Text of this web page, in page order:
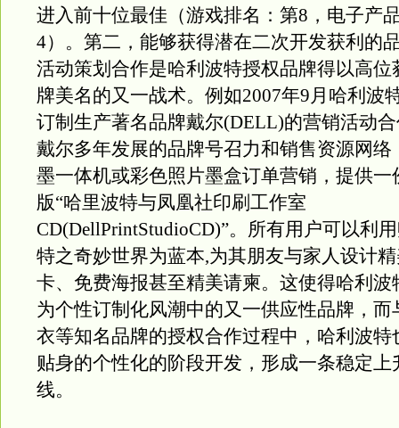
进入前十位最佳（游戏排名：第8，电子产
4）。第二，能够获得潜在二次开发获利的
活动策划合作是哈利波特授权品牌得以高位
牌美名的又一战术。例如2007年9月哈利波
订制生产著名品牌戴尔(DELL)的营销活动
戴尔多年发展的品牌号召力和销售资源网络
墨一体机或彩色照片墨盒订单营销，提供一
版“哈里波特与凤凰社印刷工作室
CD(DellPrintStudioCD)”。所有用户可以利
特之奇妙世界为蓝本,为其朋友与家人设计
卡、免费海报甚至精美请柬。这使得哈利波
为个性订制化风潮中的又一供应性品牌，而
衣等知名品牌的授权合作过程中，哈利波特
贴身的个性化的阶段开发，形成一条稳定上
线。